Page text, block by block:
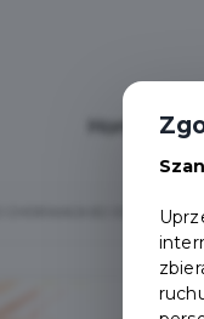
Home
O CHORWACKIEJ ISTRII –